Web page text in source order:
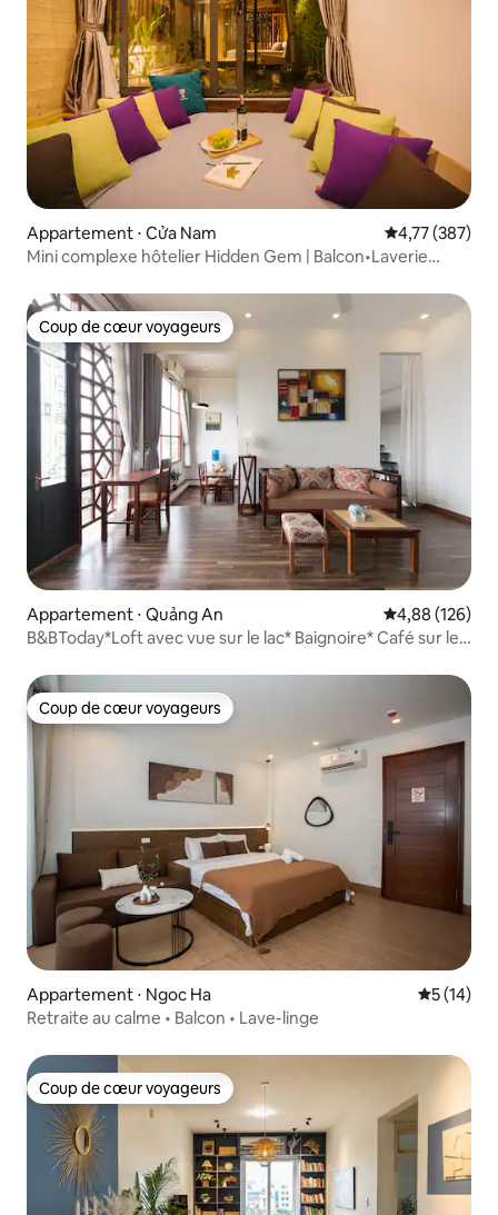
Appartement ⋅ Cửa Nam Évaluation
4,77 (387)
Mini complexe hôtelier Hidden Gem | Balcon•Laverie
Coup de cœur voyageurs
Coup de cœur voyageurs
Appartement ⋅ Quảng An Évaluation
4,88 (126)
B&BToday*Loft avec vue sur le lac* Baignoire* Café sur le
Coup de cœur voyageurs
Coup de cœur voyageurs
Appartement ⋅ Ngoc Ha
5 (14)
Retraite au calme • Balcon • Lave-linge
Coup de cœur voyageurs
Coup de cœur voyageurs